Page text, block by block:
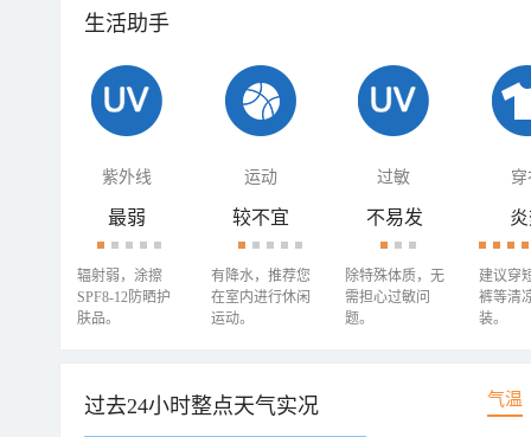
生活助手
紫外线 运动 过敏 穿
最弱
辐射弱，涂擦
SPF8-12防晒护
肤品。
较不宜
有降水，推荐您
在室内进行休闲
运动。
不易发
除特殊体质，无
需担心过敏问
题。
建议穿
裤等清
装。
过去24小时整点天气实况 气温